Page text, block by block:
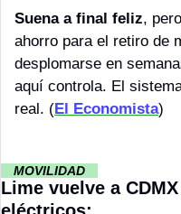
Suena a final feliz,
ahorro para el retiro de
desplomarse en
aquí controla. El
real. (El Economista)
MOVILIDAD
Lime vuelve a